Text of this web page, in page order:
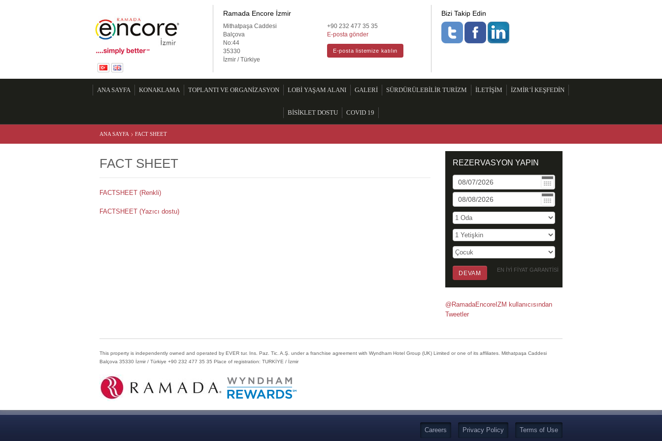
Ramada Encore by Wyndham Izmir | Hotel
Ramada Encore İzmir
Mithatpaşa Caddesi
Balçova
No:44
35330
İzmir / Türkiye
+90 232 477 35 35
E-posta gönder
E-posta listemize katılın
Bizi Takip Edin
ANA SAYFA KONAKLAMA TOPLANTI VE ORGANİZASYON LOBİ YAŞAM ALANI GALERİ SÜRDÜRÜLEBİLİR TURİZM İLETİŞİM İZMİR’İ KEŞFEDİN
BİSİKLET DOSTU COVID 19
ANA SAYFA › FACT SHEET
FACT SHEET
FACTSHEET (Renkli)
FACTSHEET (Yazıcı dostu)
REZERVASYON YAPIN
EN İYİ FİYAT GARANTİSİ
@RamadaEncoreIZM kullanıcısından
Tweetler
This property is independently owned and operated by EVER tur. Ins. Paz. Tic. A.Ş. under a franchise agreement with Wyndham Hotel Group (UK) Limited or one of its affiliates. Mithatpaşa Caddesi
Balçova 35330 İzmir / Türkiye +90 232 477 35 35 Place of registration: TURKİYE / İzmir
Careers Privacy Policy Terms of Use